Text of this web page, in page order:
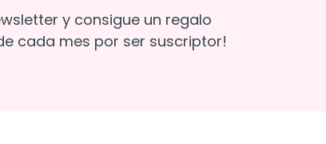
y consigue un regalo
cada mes por ser suscriptor!